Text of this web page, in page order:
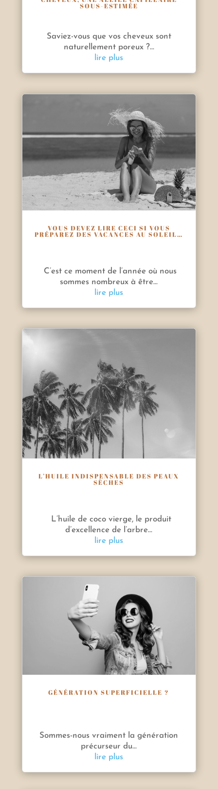
SOUS-ESTIMÉE
Saviez-vous que vos cheveux sont
naturellement poreux ?...
lire plus
VOUS DEVEZ LIRE CECI SI VOUS
PRÉPAREZ DES VACANCES AU SOLEIL…
C’est ce moment de l’année où nous
sommes nombreux à être...
lire plus
L’HUILE INDISPENSABLE DES PEAUX
SÈCHES
L’huile de coco vierge, le produit
d’excellence de l’arbre...
lire plus
GÉNÉRATION SUPERFICIELLE ?
Sommes-nous vraiment la génération
précurseur du...
lire plus